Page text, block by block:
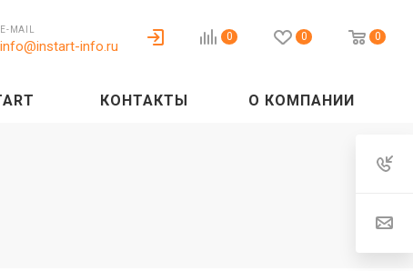
E-MAIL
info@instart-info.ru
0 0 0
КОНТАКТЫ О КОМПАНИИ